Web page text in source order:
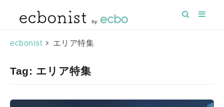
ecbonist > エリア特集
Tag: エリア特集